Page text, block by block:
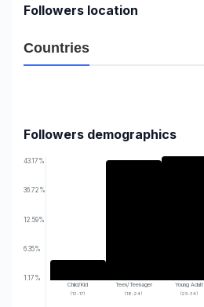
Followers location
Countries
Followers demographics
43.17%
36.72%
12.59%
6.35%
1.17%
Child/Kid
(13-17)
Teen/Teenager
(18-24)
Young Adult
(25-34)